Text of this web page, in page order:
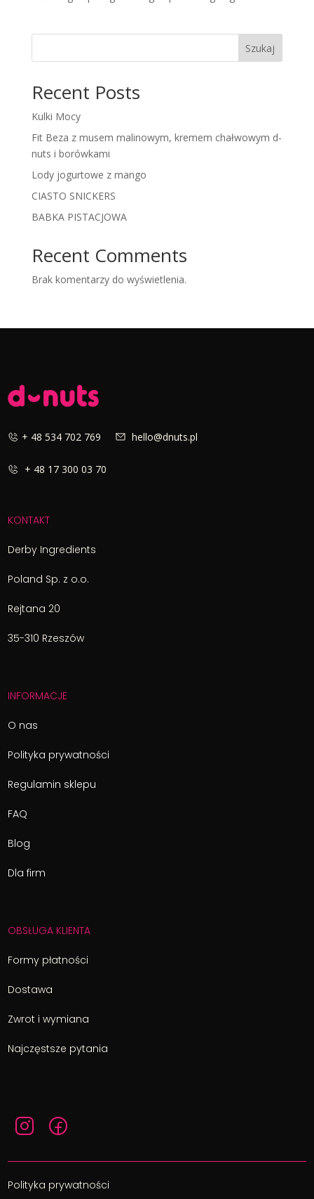
Szukaj
Recent Posts
Kulki Mocy
Fit Beza z musem malinowym, kremem chałwowym d-
nuts i borówkami
Lody jogurtowe z mango
CIASTO SNICKERS
BABKA PISTACJOWA
Recent Comments
Brak komentarzy do wyświetlenia.
+ 48 534 702 769 hello@dnuts.pl
+ 48 17 300 03 70
KONTAKT
Derby Ingredients
Poland Sp. z o.o.
Rejtana 20
35-310 Rzeszów
INFORMACJE
O nas
Polityka prywatności
Regulamin sklepu
FAQ
Blog
Dla firm
OBSŁUGA KLIENTA
Formy płatności
Dostawa
Zwrot i wymiana
Najczęstsze pytania
Polityka prywatności